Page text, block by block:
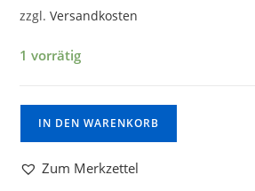
zzgl.Versandkosten
1 vorrätig
IN DEN WARENKORB
Zum Merkzettel